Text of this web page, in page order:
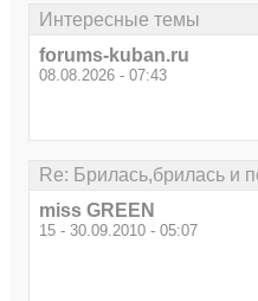
Интересные темы
forums-kuban.ru
08.08.2026 - 07:43
Re: Брилась,брилась и
miss GREEN
15 - 30.09.2010 - 05:07